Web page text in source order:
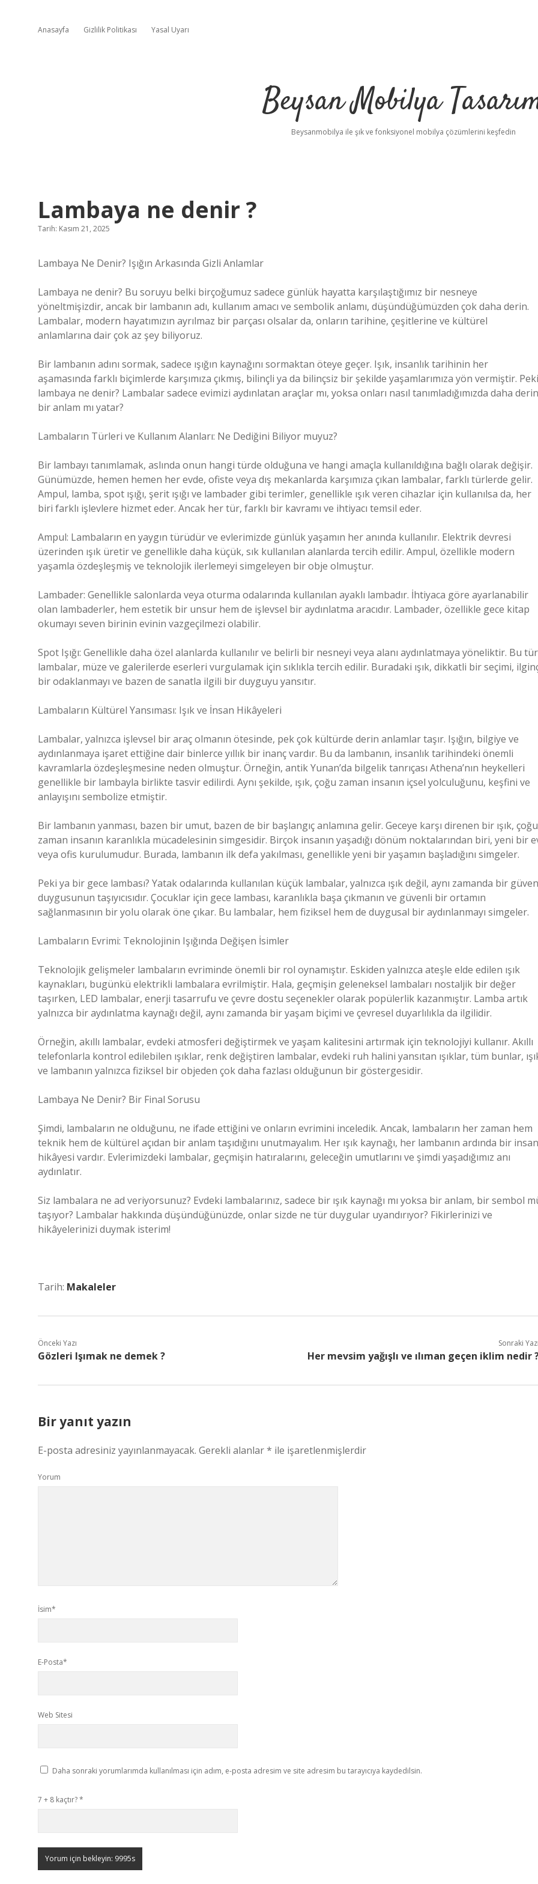
Anasayfa Gizlilik Politikası Yasal Uyarı
Beysan Mobilya
Beysanmobilya ile şık ve fonksiyonel mobilya çözümlerini keşfedin
Lambaya ne denir ?
Tarih: Kasım 21, 2025
Lambaya Ne Denir? Işığın Arkasında Gizli Anlamlar
Lambaya ne denir? Bu soruyu belki birçoğumuz sadece günlük hayatta karşılaştığımız bir nesneye
yöneltmişizdir, ancak bir lambanın adı, kullanım amacı ve sembolik anlamı, düşündüğümüzden çok daha derin.
Lambalar, modern hayatımızın ayrılmaz bir parçası olsalar da, onların tarihine, çeşitlerine ve kültürel
anlamlarına dair çok az şey biliyoruz.
Bir lambanın adını sormak, sadece ışığın kaynağını sormaktan öteye geçer. Işık, insanlık tarihinin her
aşamasında farklı biçimlerde karşımıza çıkmış, bilinçli ya da bilinçsiz bir şekilde yaşamlarımıza yön vermiştir.
lambaya ne denir? Lambalar sadece evimizi aydınlatan araçlar mı, yoksa onları nasıl tanımladığımızda daha derin
bir anlam mı yatar?
Lambaların Türleri ve Kullanım Alanları: Ne Dediğini Biliyor muyuz?
Bir lambayı tanımlamak, aslında onun hangi türde olduğuna ve hangi amaçla kullanıldığına bağlı olarak değişir.
Günümüzde, hemen hemen her evde, ofiste veya dış mekanlarda karşımıza çıkan lambalar, farklı türlerde gelir.
Ampul, lamba, spot ışığı, şerit ışığı ve lambader gibi terimler, genellikle ışık veren cihazlar için kullanılsa da, her
biri farklı işlevlere hizmet eder. Ancak her tür, farklı bir kavramı ve ihtiyacı temsil eder.
Ampul: Lambaların en yaygın türüdür ve evlerimizde günlük yaşamın her anında kullanılır. Elektrik devresi
üzerinden ışık üretir ve genellikle daha küçük, sık kullanılan alanlarda tercih edilir. Ampul, özellikle modern
yaşamla özdeşleşmiş ve teknolojik ilerlemeyi simgeleyen bir obje olmuştur.
Lambader: Genellikle salonlarda veya oturma odalarında kullanılan ayaklı lambadır. İhtiyaca göre ayarlanabilir
olan lambaderler, hem estetik bir unsur hem de işlevsel bir aydınlatma aracıdır. Lambader, özellikle gece kitap
okumayı seven birinin evinin vazgeçilmezi olabilir.
Spot Işığı: Genellikle daha özel alanlarda kullanılır ve belirli bir nesneyi veya alanı aydınlatmaya yöneliktir. Bu tür
lambalar, müze ve galerilerde eserleri vurgulamak için sıklıkla tercih edilir. Buradaki ışık, dikkatli bir seçimi,
bir odaklanmayı ve bazen de sanatla ilgili bir duyguyu yansıtır.
Lambaların Kültürel Yansıması: Işık ve İnsan Hikâyeleri
Lambalar, yalnızca işlevsel bir araç olmanın ötesinde, pek çok kültürde derin anlamlar taşır. Işığın, bilgiye ve
aydınlanmaya işaret ettiğine dair binlerce yıllık bir inanç vardır. Bu da lambanın, insanlık tarihindeki önemli
kavramlarla özdeşleşmesine neden olmuştur. Örneğin, antik Yunan’da bilgelik tanrıçası Athena’nın heykelleri
genellikle bir lambayla birlikte tasvir edilirdi. Aynı şekilde, ışık, çoğu zaman insanın içsel yolculuğunu, keşfini ve
anlayışını sembolize etmiştir.
Bir lambanın yanması, bazen bir umut, bazen de bir başlangıç anlamına gelir. Geceye karşı direnen bir ışık, çoğu
zaman insanın karanlıkla mücadelesinin simgesidir. Birçok insanın yaşadığı dönüm noktalarından biri, yeni bir
veya ofis kurulumudur. Burada, lambanın ilk defa yakılması, genellikle yeni bir yaşamın başladığını simgeler.
Peki ya bir gece lambası? Yatak odalarında kullanılan küçük lambalar, yalnızca ışık değil, aynı zamanda bir güven
duygusunun taşıyıcısıdır. Çocuklar için gece lambası, karanlıkla başa çıkmanın ve güvenli bir ortamın
sağlanmasının bir yolu olarak öne çıkar. Bu lambalar, hem fiziksel hem de duygusal bir aydınlanmayı simgeler.
Lambaların Evrimi: Teknolojinin Işığında Değişen İsimler
Teknolojik gelişmeler lambaların evriminde önemli bir rol oynamıştır. Eskiden yalnızca ateşle elde edilen ışık
kaynakları, bugünkü elektrikli lambalara evrilmiştir. Hala, geçmişin geleneksel lambaları nostaljik bir değer
taşırken, LED lambalar, enerji tasarrufu ve çevre dostu seçenekler olarak popülerlik kazanmıştır. Lamba artık
yalnızca bir aydınlatma kaynağı değil, aynı zamanda bir yaşam biçimi ve çevresel duyarlılıkla da ilgilidir.
Örneğin, akıllı lambalar, evdeki atmosferi değiştirmek ve yaşam kalitesini artırmak için teknolojiyi kullanır. Akıllı
telefonlarla kontrol edilebilen ışıklar, renk değiştiren lambalar, evdeki ruh halini yansıtan ışıklar, tüm bunlar,
ve lambanın yalnızca fiziksel bir objeden çok daha fazlası olduğunun bir göstergesidir.
Lambaya Ne Denir? Bir Final Sorusu
Şimdi, lambaların ne olduğunu, ne ifade ettiğini ve onların evrimini inceledik. Ancak, lambaların her zaman hem
teknik hem de kültürel açıdan bir anlam taşıdığını unutmayalım. Her ışık kaynağı, her lambanın ardında bir insan
hikâyesi vardır. Evlerimizdeki lambalar, geçmişin hatıralarını, geleceğin umutlarını ve şimdi yaşadığımız anı
aydınlatır.
Siz lambalara ne ad veriyorsunuz? Evdeki lambalarınız, sadece bir ışık kaynağı mı yoksa bir anlam, bir sembol
taşıyor? Lambalar hakkında düşündüğünüzde, onlar sizde ne tür duygular uyandırıyor? Fikirlerinizi ve
hikâyelerinizi duymak isterim!
Tarih: Makaleler
Önceki Yazı
Gözleri Işımak ne demek ?
Sonraki Yazı
Her mevsim yağışlı ve ılıman geçen iklim nedir
Bir yanıt yazın
E-posta adresiniz yayınlanmayacak. Gerekli alanlar* ile işaretlenmişlerdir
Yorum
İsim*
E-Posta*
Web Sitesi
Daha sonraki yorumlarımda kullanılması için adım, e-posta adresim ve site adresim bu tarayıcıya kaydedilsin.
7 + 8 kaçtır?*